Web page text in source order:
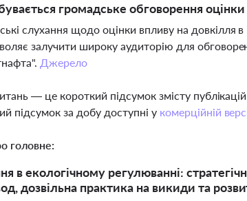
громадське обговорення
слухання щодо оцінки впливу на довкілля
залучити широку аудиторію для
Джерело
— це короткий підсумок змісту
підсумок за добу доступні у комерційній
головне:
в екологічному регулюванні:
дозвільна практика на викиди та